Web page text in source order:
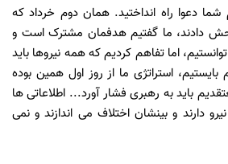
دعوا راه انداختید. همان دوم خرداد که
دادند، ما گفتیم هدفمان مشترک است و
اما تفاهم کردیم که همه نیروها باید
استراتژی ما از روز اول همین بوده
باید به رهبری فشار آورد... اطلاعاتی ها
دارند و بینشان اختلاف می اندازند و نمی